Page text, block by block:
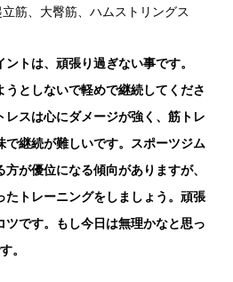
筋、大臀筋、ハムストリングス
トは、頑張り過ぎない事です。
うとしないで軽めで継続してくださ
レスは心にダメージが強く、筋トレ
で継続が難しいです。スポーツジム
が優位になる傾向がありますが、
たトレーニングをしましょう。頑張
ツです。もし今日は無理かなと思っ
。